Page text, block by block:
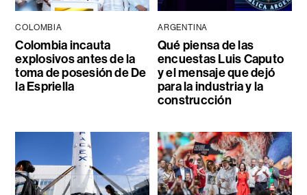
COLOMBIA
Colombia incauta
explosivos antes de la
toma de posesión de De
la Espriella
ARGENTINA
Qué piensa de las
encuestas Luis Caputo
y el mensaje que dejó
para la industria y la
construcción